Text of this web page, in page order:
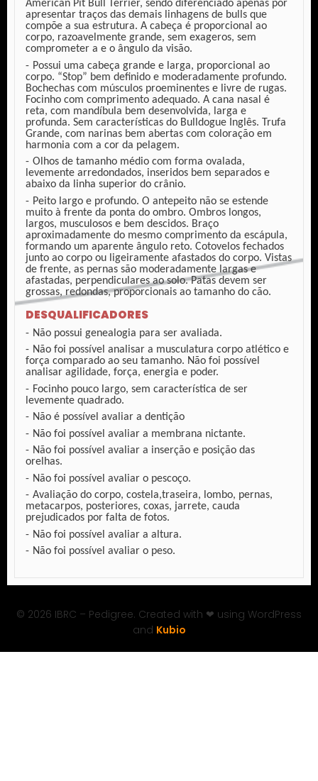
American Pit Bull Terrier, sendo diferenciado apenas por
apresentar traços das demais linhagens de bulls que
compõe a sua estrutura. A cabeça é proporcional ao
corpo, razoavelmente grande, sem exageros, sem
comprometer a e o ângulo da visão.
Possui uma cabeça grande e larga, proporcional ao
corpo. “Stop” bem definido e moderadamente profundo.
Bochechas com músculos proeminentes e livre de rugas.
Focinho com comprimento adequado. A cana nasal é
reta, com mandíbula bem desenvolvida, larga e
profunda. Sem características do Bulldogue Inglês. Trufa
Grande, com narinas bem abertas com coloração em
harmonia com a cor da pelagem.
Olhos de tamanho médio com forma ovalada,
levemente arredondados, inseridos bem separados e
abaixo da linha superior do crânio.
Peito largo e profundo. O antepeito não se estende
muito à frente da ponta do ombro. Ombros longos,
largos, musculosos e bem descidos. Braço
aproximadamente do mesmo comprimento da escápula,
formando um aparente ângulo reto. Cotovelos fechados
junto ao corpo ou ligeiramente afastados do corpo. Vistas
de frente, as pernas são moderadamente largas e
afastadas, perpendiculares ao solo. Patas devem ser
grossas, redondas, proporcionais ao tamanho do cão.
DESQUALIFICADORES
Não possui genealogia para ser avaliada.
Não foi possível analisar a musculatura corpo atlético e
força comparado ao seu tamanho. Não foi possível
analisar agilidade, força, energia e poder.
Focinho pouco largo, sem característica de ser
levemente quadrado.
Não é possível avaliar a dentição
Não foi possível avaliar a membrana nictante.
Não foi possível avaliar a inserção e posição das
orelhas.
Não foi possível avaliar o pescoço.
Avaliação do corpo, costela,traseira, lombo, pernas,
metacarpos, posteriores, coxas, jarrete, cauda
prejudicados por falta de fotos.
Não foi possível avaliar a altura.
Não foi possível avaliar o peso.
© 2026 IBRC – Pedigree. Created with ❤ using WordPress
and Kubio